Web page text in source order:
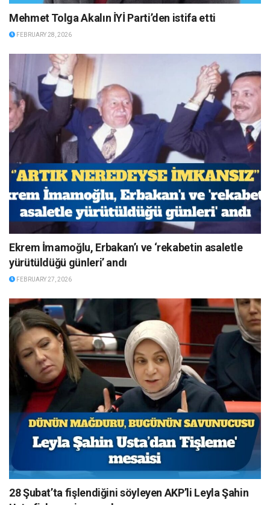
Mehmet Tolga Akalın İYİ Parti’den istifa etti
FEBRUARY 28, 2026
Ekrem İmamoğlu, Erbakan’ı ve ‘rekabetin asaletle
yürütüldüğü günleri’ andı
FEBRUARY 27, 2026
28 Şubat’ta fişlendiğini söyleyen AKP’li Leyla Şahin